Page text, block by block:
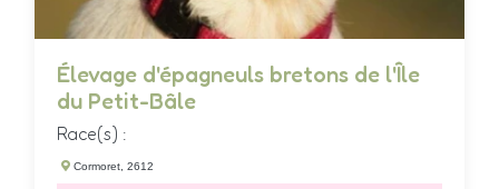
Élevage d'épagneuls bretons de l'Île
du Petit-Bâle
Race(s) :
Cormoret, 2612